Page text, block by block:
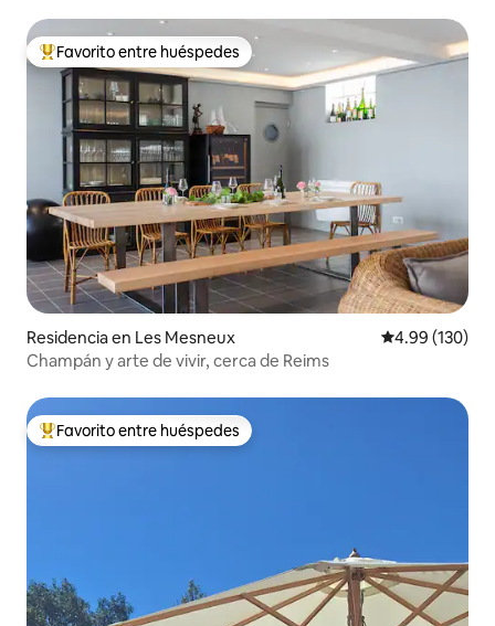
De los mejores en Favorito entre huéspedes
Favorito entre huéspedes
Residencia en Les Mesneux Calificación
4.99 (130)
Champán y arte de vivir, cerca de Reims
De los mejores en Favorito entre huéspedes
Favorito entre huéspedes